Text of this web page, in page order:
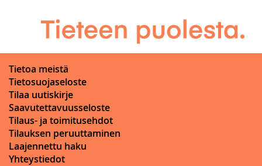
Tietoa meistä
Tietosuojaseloste
Tilaa uutiskirje
Saavutettavuusseloste
Tilaus- ja toimitusehdot
Tilauksen peruuttaminen
Laajennettu haku
Yhteystiedot